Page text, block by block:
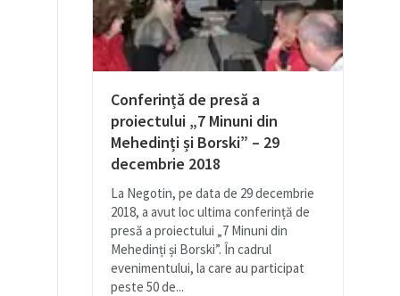
Conferință de presă a
proiectului „7 Minuni din
Mehedinți și Borski” – 29
decembrie 2018
La Negotin, pe data de 29 decembrie
2018, a avut loc ultima conferință de
presă a proiectului „7 Minuni din
Mehedinți și Borski”. În cadrul
evenimentului, la care au participat
peste 50 de...